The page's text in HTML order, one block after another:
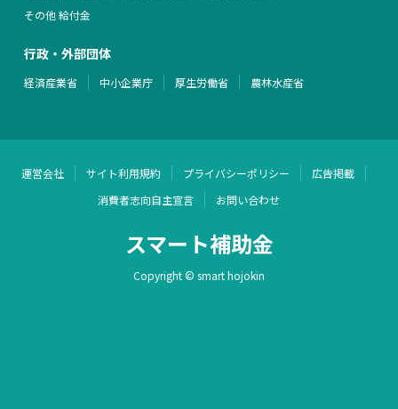
その他 給付金
行政・外部団体
経済産業省 中小企業庁 厚生労働省 農林水産省
運営会社 サイト利用規約 プライバシーポリシー
広告掲載
消費者志向自主宣言
お問い合わせ
スマート補助金
Copyright © smart hojokin